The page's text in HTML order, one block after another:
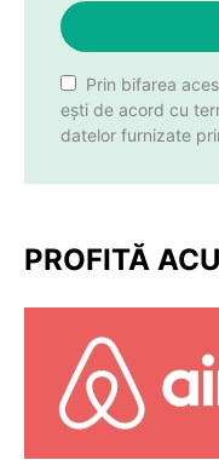
Prin bifarea
ești de acord cu
datelor furnizate
PROFITĂ